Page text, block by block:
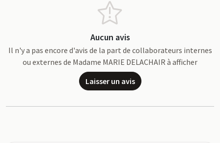
Aucun avis
Il n'y a pas encore d'avis de la part de collaborateurs internes
ou externes de Madame MARIE DELACHAIR à afficher
Laisser un avis